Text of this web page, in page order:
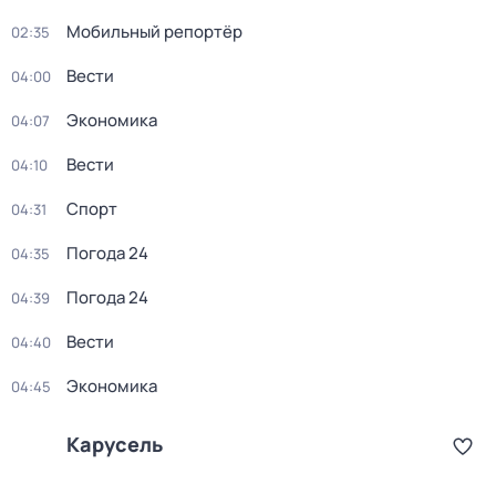
02:35 Мобильный репортёр
04:00 Вести
04:07 Экономика
04:10 Вести
04:31 Спорт
04:35 Погода 24
04:39 Погода 24
04:40 Вести
04:45 Экономика
Карусель